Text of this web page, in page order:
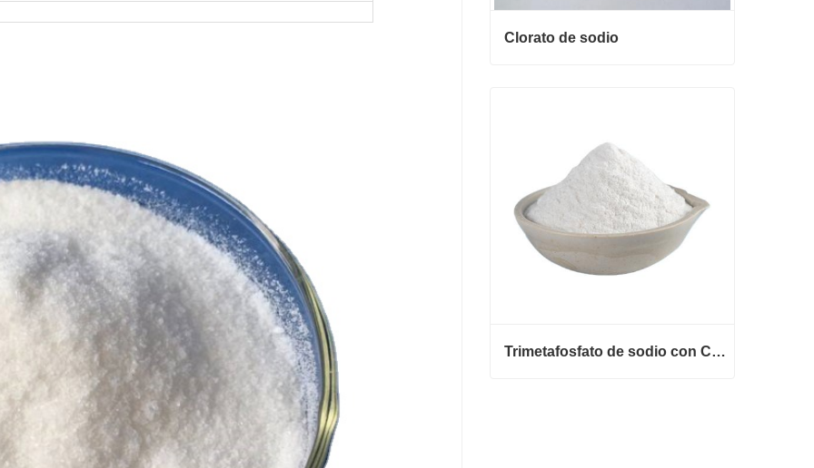
Clorato de sodio
Trimetafosfato de sodio con CAS 7785-84-4